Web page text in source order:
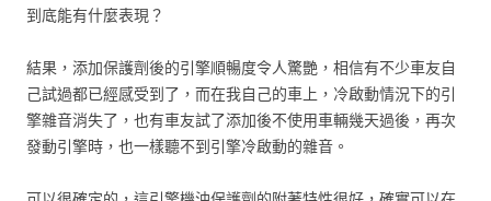
到底能有什麼表現？
結果，添加保護劑後的引擎順暢度令人驚艷，相信有不少車友自
己試過都已經感受到了，而在我自己的車上，冷啟動情況下的引
擎雜音消失了，也有車友試了添加後不使用車輛幾天過後，再次
發動引擎時，也一樣聽不到引擎冷啟動的雜音。